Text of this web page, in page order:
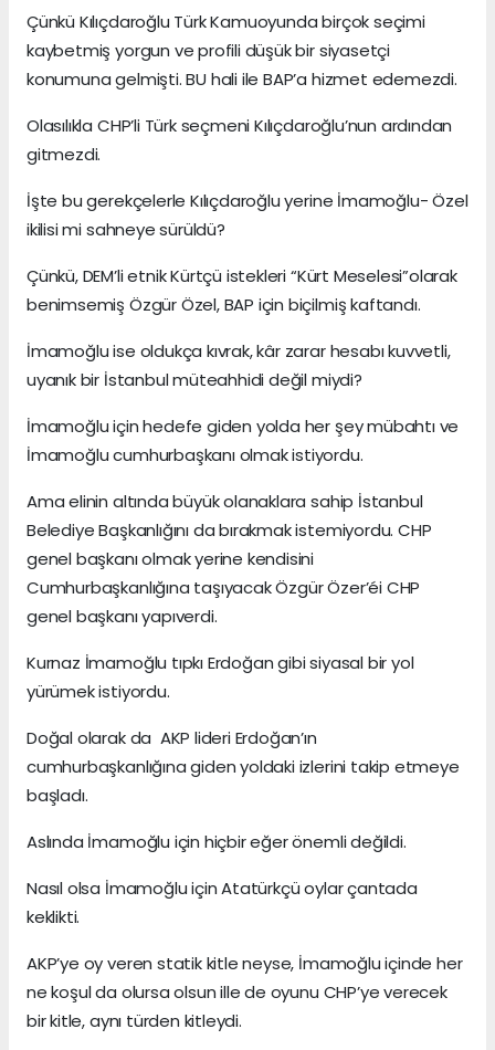
Çünkü Kılıçdaroğlu Türk Kamuoyunda birçok seçimi
kaybetmiş yorgun ve profili düşük bir siyasetçi
konumuna gelmişti. BU hali ile BAP’a hizmet edemezdi.
Olasılıkla CHP’li Türk seçmeni Kılıçdaroğlu’nun ardından
gitmezdi.
İşte bu gerekçelerle Kılıçdaroğlu yerine İmamoğlu- Özel
ikilisi mi sahneye sürüldü?
Çünkü, DEM’li etnik Kürtçü istekleri “Kürt Meselesi”olarak
benimsemiş Özgür Özel, BAP için biçilmiş kaftandı.
İmamoğlu ise oldukça kıvrak, kâr zarar hesabı kuvvetli,
uyanık bir İstanbul müteahhidi değil miydi?
İmamoğlu için hedefe giden yolda her şey mübahtı ve
İmamoğlu cumhurbaşkanı olmak istiyordu.
Ama elinin altında büyük olanaklara sahip İstanbul
Belediye Başkanlığını da bırakmak istemiyordu. CHP
genel başkanı olmak yerine kendisini
Cumhurbaşkanlığına taşıyacak Özgür Özer’éi CHP
genel başkanı yapıverdi.
Kurnaz İmamoğlu tıpkı Erdoğan gibi siyasal bir yol
yürümek istiyordu.
Doğal olarak da AKP lideri Erdoğan’ın
cumhurbaşkanlığına giden yoldaki izlerini takip etmeye
başladı.
Aslında İmamoğlu için hiçbir eğer önemli değildi.
Nasıl olsa İmamoğlu için Atatürkçü oylar çantada
keklikti.
AKP’ye oy veren statik kitle neyse, İmamoğlu içinde her
ne koşul da olursa olsun ille de oyunu CHP’ye verecek
bir kitle, aynı türden kitleydi.